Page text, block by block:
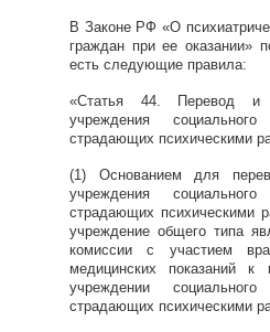
В Законе РФ «О
граждан при ее оказании»
есть следующие правила:
«Статья 44. Перевод и
учреждения
страдающих психическими
(1) Основанием для
учреждения
страдающих психическими
учреждение общего типа
комиссии с участием
медицинских показаний к
учреждении
страдающих психическими